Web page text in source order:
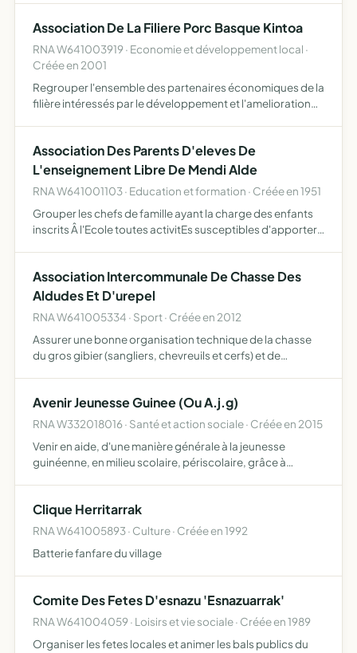
Association De La Filiere Porc Basque Kintoa
RNA W641003919 · Economie et développement local ·
Créée en 2001
Regrouper l'ensemble des partenaires économiques de la
filière intéressés par le développement et l'amelioration
Association Des Parents D'eleves De
L'enseignement Libre De Mendi Alde
RNA W641001103 · Education et formation · Créée en 1951
Grouper les chefs de famille ayant la charge des enfants
inscrits Â l'Ecole toutes activitEs susceptibles d'apporter
Association Intercommunale De Chasse Des
Aldudes Et D'urepel
RNA W641005334 · Sport · Créée en 2012
Assurer une bonne organisation technique de la chasse
du gros gibier (sangliers, chevreuils et cerfs) et de
Avenir Jeunesse Guinee (Ou A.j.g)
RNA W332018016 · Santé et action sociale · Créée en 2015
Venir en aide, d'une manière générale à la jeunesse
guinéenne, en milieu scolaire, périscolaire, grâce à
un mote…
Clique Herritarrak
RNA W641005893 · Culture · Créée en 1992
Batterie fanfare du village
Comite Des Fetes D'esnazu 'Esnazuarrak'
RNA W641004059 · Loisirs et vie sociale · Créée en 1989
Organiser les fetes locales et animer les bals publics du